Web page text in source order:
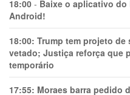
18:00 - Baixe o aplicativo do
Android!
18:00: Trump tem projeto de
vetado; Justiça reforça que
temporário
17:55: Moraes barra pedido